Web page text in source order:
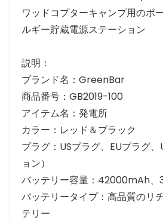
ワッドコプターキャンプ用のポ
ルギー貯蔵電源ステーション
説明：
ブランド名：GreenBar
商品番号：GB2019-100
アイテム名：発電所
カラー：レッド＆ブラック
プラグ：USプラグ、EUプラグ
ョン）
バッテリー容量：42000mAh、
バッテリータイプ：高品質のリ
テリー